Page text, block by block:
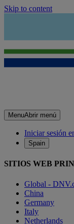
Skip to content
MenuAbrir menú
Iniciar sesión
Spain
SITIOS WEB
Global -
China
Germany
Italy
Netherlands